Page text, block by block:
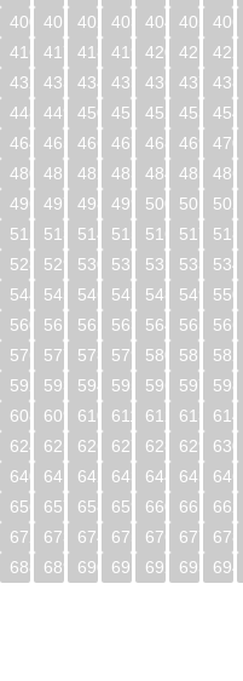
400
401 402 403 404 405 406
416
417 418 419 420 421 422
432
433 434 435 436 437 438
448
449 450 451 452 453 454
464
465 466 467 468 469 470
480
481 482 483 484 485 486
496
497 498 499 500 501 502
512
513 514 515 516 517 518
528
529 530 531 532 533 534
544
545 546 547 548 549 550
560
561 562 563 564 565 566
576
577 578 579 580 581 582
592
593 594 595 596 597 598
608
609 610 611 612 613 614
624
625 626 627 628 629 630
640
641 642 643 644 645 646
656
657 658 659 660 661 662
672
673 674 675 676 677 678
688
689 690 691 692 693 694